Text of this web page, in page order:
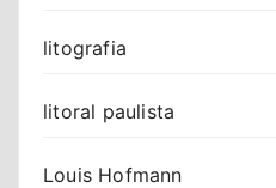
litografia
litoral paulista
Louis Hofmann